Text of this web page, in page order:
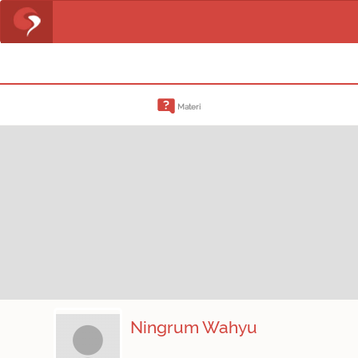
Materi
Ningrum Wahyu